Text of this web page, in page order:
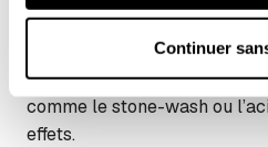
mesure d’audience).
Pour plus d'informations,
confidentialité
Continuer
patine avec le temps pour
délavages, plus ou moins
et un esprit plus
comme le stone-wash ou
effets.